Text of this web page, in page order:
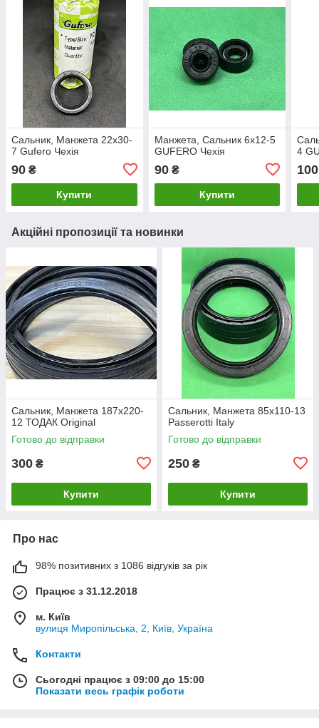
Сальник, Манжета 22х30-
7 Gufero Чехія
90 ₴
Купити
Манжета, Сальник 6х12-5
GUFERO Чехія
90₴
Купити
4
100
Акційні пропозиції та новинки
Сальник, Манжета 187х220-
12 ТОДАК Original
Готово до відправки
300 ₴
Купити
Сальник, Манжета 85х110-13
Passerotti Italy
Готово до відправки
250 ₴
Купити
Про нас
98% позитивних з 1086 відгуків за рік
Працює з 31.12.2018
м. Київ
вулиця Миропільська, 2, Київ, Україна
Контакти
Сьогодні працює з 09:00 до 15:00
Показати весь графік роботи